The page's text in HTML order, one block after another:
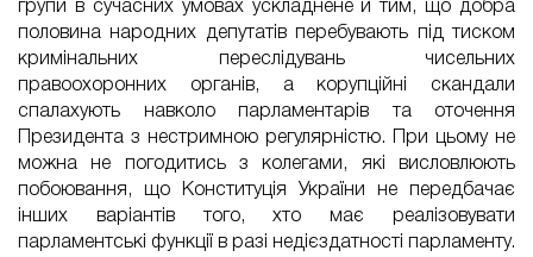
групи в сучасних умовах ускладнене й тим, що добра
половина народних депутатів перебувають під тиском
кримінальних переслідувань чисельних
правоохоронних органів, а корупційні скандали
спалахують навколо парламентарів та оточення
Президента з нестримною регулярністю. При цьому не
можна не погодитись з колегами, які висловлюють
побоювання, що Конституція України не передбачає
інших варіантів того, хто має реалізовувати
парламентські функції в раз
недієздатності парламенту.